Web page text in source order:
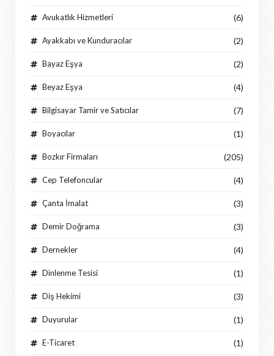
Avukatlık Hizmetleri (6)
Ayakkabı ve Kunduracılar (2)
Bayaz Eşya (2)
Beyaz Eşya (4)
Bilgisayar Tamir ve Satıcılar (7)
Boyacılar (1)
Bozkır Firmaları (205)
Cep Telefoncular (4)
Çanta İmalat (3)
Demir Doğrama (3)
Dernekler (4)
Dinlenme Tesisi (1)
Diş Hekimi (3)
Duyurular (1)
E-Ticaret (1)